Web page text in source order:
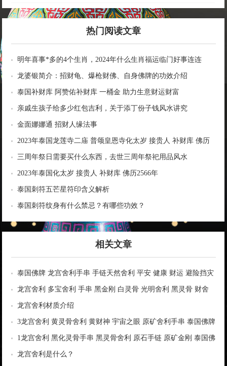
热门阅读文章
明年喜事*多的4个生肖，2024年什么生肖福运临门好事连连
龙婆银简介：招财龟、爆枪财佛、自身佛牌的功效介绍
泰国补财库 阿赞佑补财库 一桶金 助力生意财运财富
亲戚生孩子给多少红包吉利，关于添丁份子钱风水讲究
金面娜娜通 招财人缘法事
2023年泰国龙莲寺二庙 普颂皇恩寺化太岁 接贵人 补财库 佛历
2566年
三周年祭日需要买什么东西，去世三周年祭祀用品风水
2023年泰国化太岁 接贵人 补财库 佛历2566年
泰国刺符五芒星符印含义解析
泰国刺符纹身有什么禁忌？有哪些功效？
相关文章
泰国佛牌 龙宫舍利手串 手链天然舍利 平安 健康 财运 避险挡灾
龙宫舍利 多宝舍利 手串 黑金刚 白灵骨 光明舍利 黑灵骨 财舍
利 血舍利 跳出舍利
龙宫舍利材质介绍
3龙宫舍利 黄灵骨舍利 黄财神 宇宙之眼 原矿舍利手串 泰国佛牌
1龙宫舍利 黑化灵骨手串 黑灵骨舍利 原石手链 原矿金刚 泰国佛
牌
龙宫舍利是什么？